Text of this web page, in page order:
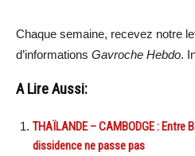
Chaque semaine, recevez notre
d’informations Gavroche Hebdo.
A Lire Aussi:
THAÏLANDE – CAMBODGE : Entre
dissidence ne passe pas